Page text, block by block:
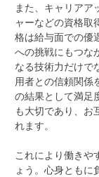
また、キャリアア
ャーなどの資格取
格は給与面での優
への挑戦にもつな
なる技術力だけで
用者との信頼関係
の結果として満足
も大切であり、お
れます。
これにより働きや
ょう。心身ともに